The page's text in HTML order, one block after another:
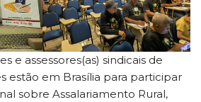
e assessores(as) sindicais de
estão em Brasília para participar
sobre Assalariamento Rural,